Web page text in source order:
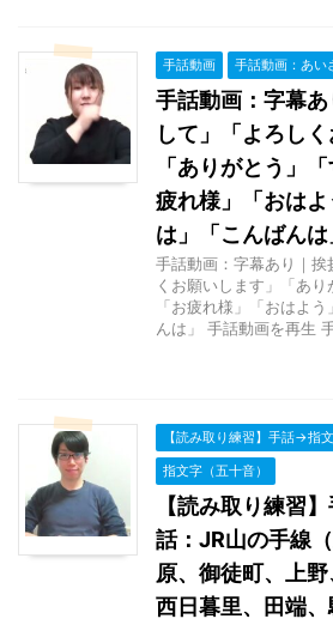
手話動画 手話動画：あい
手話動画：字幕
して」「よろしく
「ありがとう」
疲れ様」「おは
は」「こんばんは
手話動画：字幕あり｜挨
くお願いします」「あり
「お疲れ様」「おはよ
んは」 手話動画を再
【読み取り練習】手話→指
指文字（五十音）
【読み取り練習
話：JR山の手線
原、御徒町、上野
西日暮里、田端